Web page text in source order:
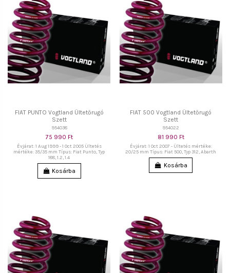
FIAT PUNTO Vogtland Ültetőrugó
Szett
954038
75 990 Ft
Évjárat: 1 Aug 1999 - 1 Oct 2005 Ültetés
mértéke: 35/35 mm Típus: Fiat Punto, Typ
188, 1.2, 1.4
Kosárba
FIAT 500 Vogtland Ültetőrugó
Szett
954022
81 990 Ft
Évjárat: 1 Oct 2007 - Ültetés mértéke:
20/25 mm Típus: Fiat 500, Typ 312, Abarth
Kosárba